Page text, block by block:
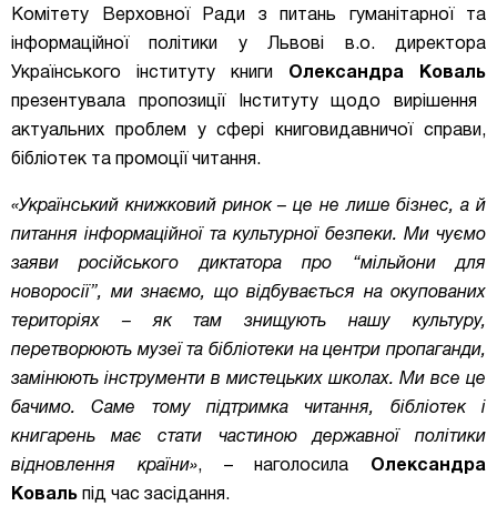
Комітету Верховної Ради з питань гуманітарної та
інформаційної політики у Львові в.о. директора
Українського інституту книги Олександра Коваль
презентувала пропозиції Інституту щодо вирішення
актуальних проблем у сфері книговидавничої справи,
бібліотек та промоції читання.
«Український книжковий ринок – це не лише бізнес, а й
питання інформаційної та культурної безпеки. Ми чуємо
заяви російського диктатора про “мільйони для
новоросії”, ми знаємо, що відбувається на окупованих
територіях – як там знищують нашу культуру,
перетворюють музеї та бібліотеки на центри пропаганди,
замінюють інструменти в мистецьких школах. Ми все це
бачимо. Саме тому підтримка читання, бібліотек і
книгарень має стати частиною державної політики
відновлення країни», – наголосила Олександра
Коваль під час засідання.